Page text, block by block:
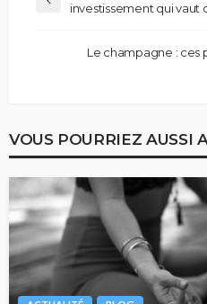
investissement qui vaut
Le champagne : ces
VOUS POURRIEZ AUSSI